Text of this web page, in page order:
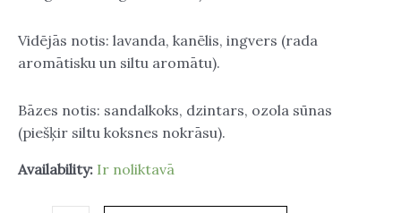
Vidējās notis: lavanda, kanēlis, ingvers (rada
aromātisku un siltu aromātu).
Bāzes notis: sandalkoks, dzintars, ozola sūnas
(piešķir siltu koksnes nokrāsu).
Availability: Ir noliktavā